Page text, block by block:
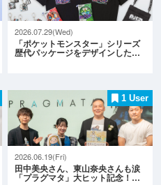
2026.07.29(Wed)
「ポケットモンスター」シリーズ
歴代パッケージをデザインした…
1 User
2026.06.19(Fri)
田中美央さん、東山奈央さんも涙
「プラグマタ」大ヒット記念！…